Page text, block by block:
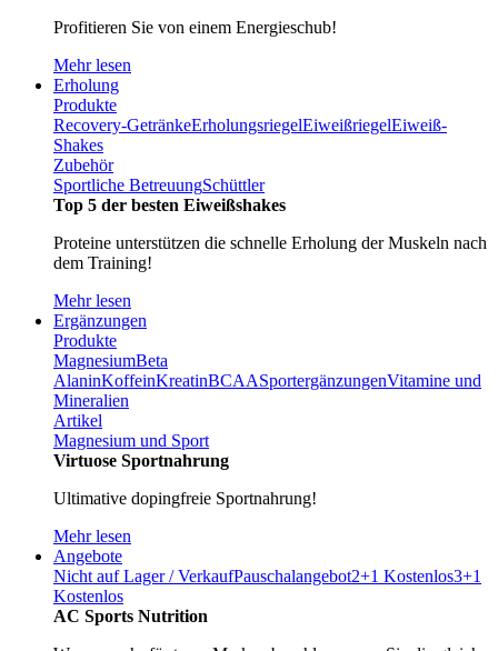
Profitieren Sie von einem Energieschub!
Mehr lesen
Erholung
Produkte
Recovery-GetränkeErholungsriegelEiweißriegelEiweiß-
Shakes
Zubehör
Sportliche BetreuungSchüttler
Top 5 der besten Eiweißshakes
Proteine unterstützen die schnelle Erholung der Muskeln nach
dem Training!
Mehr lesen
Ergänzungen
Produkte
MagnesiumBeta
AlaninKoffeinKreatinBCAASportergänzungenVitamine und
Mineralien
Artikel
Magnesium und Sport
Virtuose Sportnahrung
Ultimative dopingfreie Sportnahrung!
Mehr lesen
Angebote
Nicht auf Lager / VerkaufPauschalangebot2+1 Kostenlos3+1
Kostenlos
AC Sports Nutrition